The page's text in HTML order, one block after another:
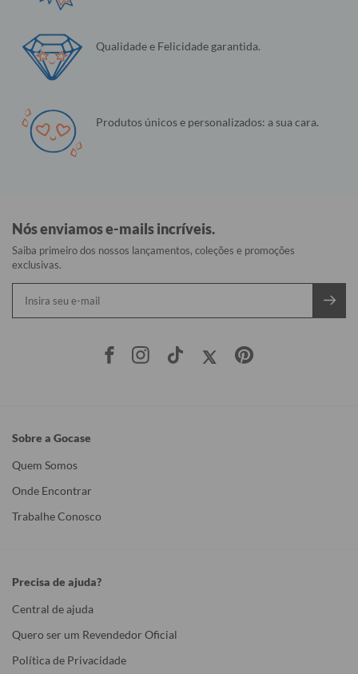
Qualidade e Felicidade garantida.
Produtos únicos e personalizados: a sua cara.
Nós enviamos e-mails incríveis.
Saiba primeiro dos nossos lançamentos, coleções e promoções
exclusivas.
Sobre a Gocase
Quem Somos
Onde Encontrar
Trabalhe Conosco
Precisa de ajuda?
Central de ajuda
Quero ser um Revendedor Oficial
Política de Privacidade